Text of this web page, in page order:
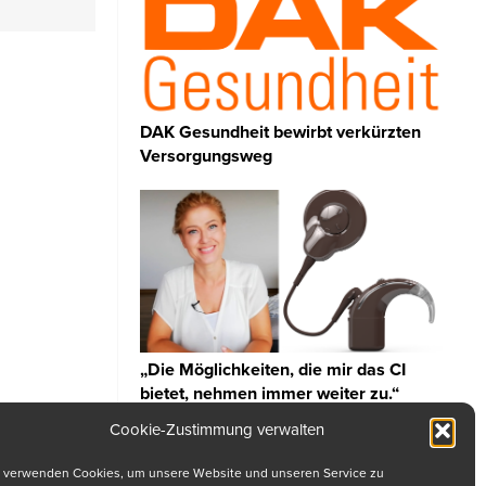
Cookie-Zustimmung verwalten
verwenden Cookies, um unsere Website und unseren Service zu
DAK Gesundheit bewirbt verkürzten
Versorgungsweg
„Die Möglichkeiten, die mir das CI
bietet, nehmen immer weiter zu.“